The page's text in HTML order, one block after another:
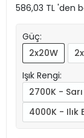
586,03 TL 'den
Güç:
2x20W
Işık Rengi:
2700K - Sarı
4000K - Ilık